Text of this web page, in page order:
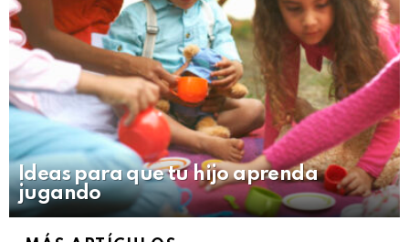
Ideas para que tu hijo aprenda
jugando